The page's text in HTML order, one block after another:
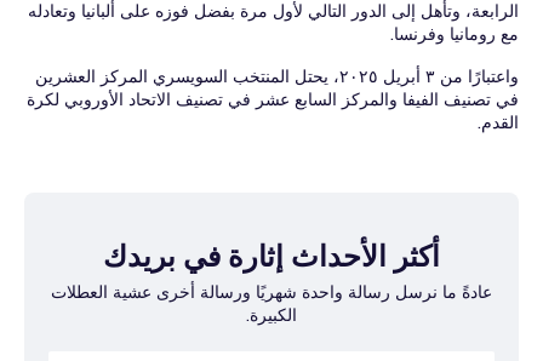
الرابعة، وتأهل إلى الدور التالي لأول مرة بفضل فوزه على ألبانيا وتعادله
مع رومانيا وفرنسا.
واعتبارًا من ٣ أبريل ٢٠٢٥، يحتل المنتخب السويسري المركز العشرين
في تصنيف الفيفا والمركز السابع عشر في تصنيف الاتحاد الأوروبي لكرة
القدم.
أكثر الأحداث إثارة في بريدك
عادةً ما نرسل رسالة واحدة شهريًا ورسالة أخرى عشية العطلات
الكبيرة.